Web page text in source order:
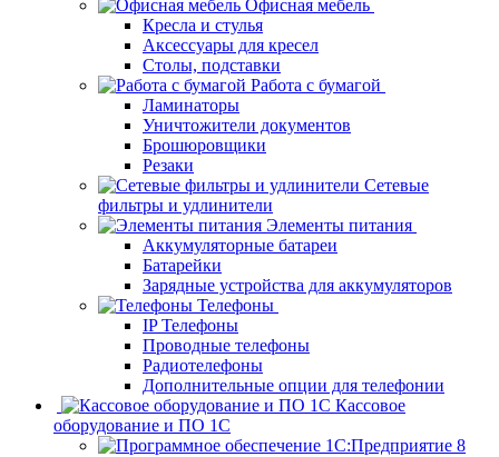
Офисная мебель
Кресла и стулья
Аксессуары для кресел
Столы, подставки
Работа с бумагой
Ламинаторы
Уничтожители документов
Брошюровщики
Резаки
Сетевые
фильтры и удлинители
Элементы питания
Аккумуляторные батареи
Батарейки
Зарядные устройства для аккумуляторов
Телефоны
IP Телефоны
Проводные телефоны
Радиотелефоны
Дополнительные опции для телефонии
Кассовое
оборудование и ПО 1С